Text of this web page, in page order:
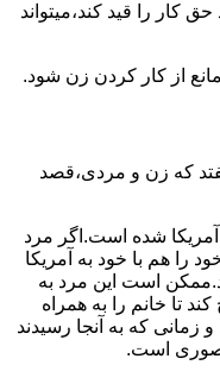
کار را قید کند،میتواند
از کار کردن زن شود.
که زن و مردی،قصد
آمریکا شده است.اگر مرد
را هم با خود به آمریکا
است این مرد به
تا خانم را به همراه
زمانی که به آنجا رسیدند
صوری است.